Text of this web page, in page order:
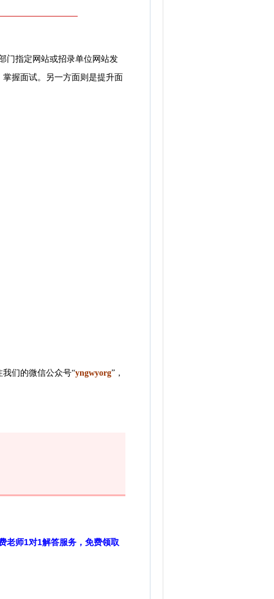
门指定网站或招录单位网站发
握面试。另一方面则是提升面
们的微信公众号“yngwyorg” ，
老师1对1解答服务，免费领取